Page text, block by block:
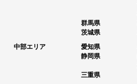
群馬県
茨城県
中部エリア
愛知県
静岡県
三重県